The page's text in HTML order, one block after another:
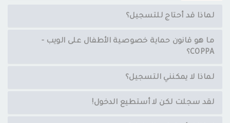
لماذا قد أحتاج للتسجيل؟
ما هو قانون حماية خصوصية الأطفال على الويب -
COPPA؟
لماذا لا يمكنني التسجيل؟
لقد سجلت لكن لا أستطيع الدخول!